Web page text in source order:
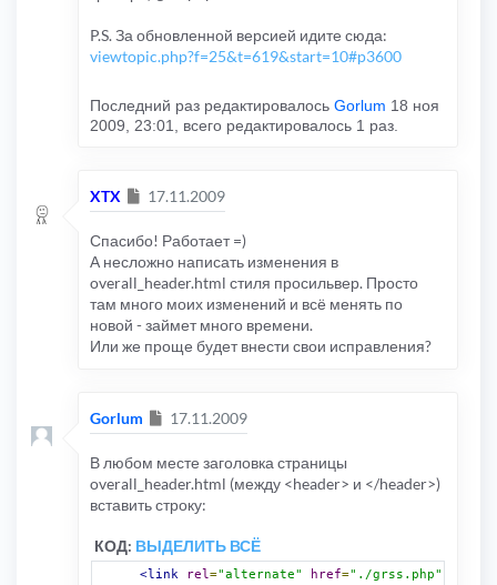
P.S. За обновленной версией идите сюда:
viewtopic.php?f=25&t=619&start=10#p3600
Последний раз редактировалось Gorlum 18 ноя
2009, 23:01, всего редактировалось 1 раз.
XTX Сообщение
17.11.2009
Спасибо! Работает =)
А несложно написать изменения в
overall_header.html стиля просильвер. Просто
там много моих изменений и всё менять по
новой - займет много времени.
Или же проще будет внести свои исправления?
Gorlum Сообщение
17.11.2009
В любом месте заголовка страницы
overall_header.html (между <header> и </header>)
вставить строку:
КОД: ВЫДЕЛИТЬ ВСЁ
<link rel="alternate" href="./grss.php"